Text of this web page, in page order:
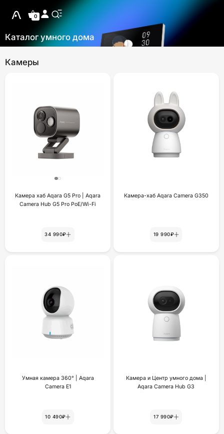
0
Каталог умного дома
Камеры
Камера хаб Aqara G5 Pro | Aqara
Camera Hub G5 Pro PoE/Wi-Fi
34 990₽
Камера-хаб Aqara Camera G350
19 990₽
Умная камера 360° | Aqara
Camera E1
10 490₽
Камера и Центр умного дома |
Aqara Camera Hub G3
17 990₽